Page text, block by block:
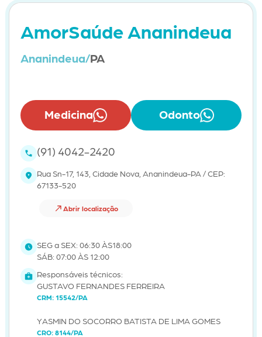
AmorSaúde Ananindeua
Ananindeua/PA
Medicina Odonto
(91) 4042-2420
Rua Sn-17, 143, Cidade Nova, Ananindeua-PA / CEP:
67133-520
Abrir localização
SEG a SEX: 06:30 ÀS18:00
SÁB: 07:00 ÀS 12:00
Responsáveis técnicos:
GUSTAVO FERNANDES FERREIRA
CRM: 15542/PA
YASMIN DO SOCORRO BATISTA DE LIMA GOMES
CRO: 8144/PA